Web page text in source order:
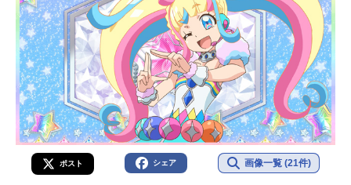
ポスト シェア 画像一覧 (21件)